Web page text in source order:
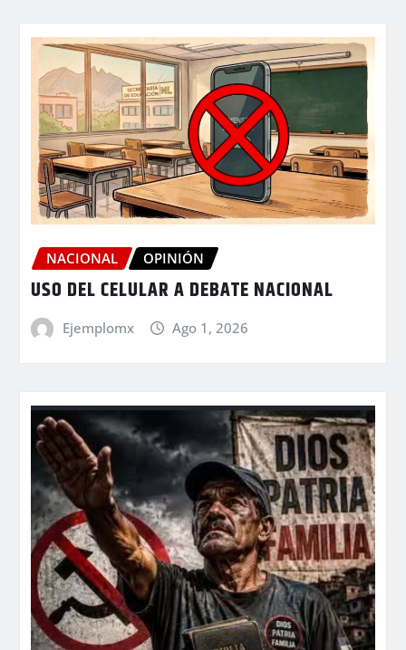
NACIONAL OPINIÓN
USO DEL CELULAR A DEBATE NACIONAL
Ejemplomx Ago 1, 2026